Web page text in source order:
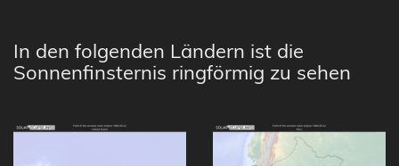
In den folgenden Ländern ist die
Sonnenfinsternis ringförmig zu sehen